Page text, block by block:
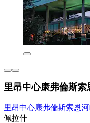
里昂中心康弗倫斯索
里昂中心康弗倫斯索恩
佩拉什